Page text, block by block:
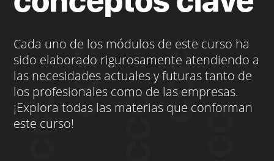
Cada uno de los módulos de este curso ha
sido elaborado rigurosamente atendiendo a
las necesidades actuales y futuras tanto de
los profesionales como de las empresas.
¡Explora todas las materias que conforman
este curso!